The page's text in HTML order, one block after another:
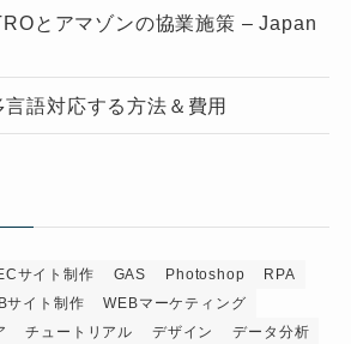
とアマゾンの協業施策 – Japan
語対応する方法＆費用
サイト制作 GAS Photoshop
RPA
サイト制作
WEBマーケティング
チュートリアル デザイン データ分析